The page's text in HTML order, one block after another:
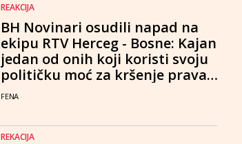
REAKCIJA
BH Novinari osudili napad na
ekipu RTV Herceg - Bosne: Kajan
jedan od onih koji koristi svoju
političku moć za kršenje prava
na slobodu izražavanja
FENA
REKACIJA